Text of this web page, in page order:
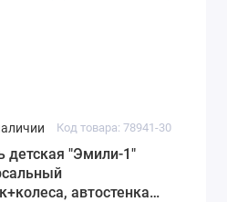
Код товара: 78941-30
детская "Эмили-1"
автостенка